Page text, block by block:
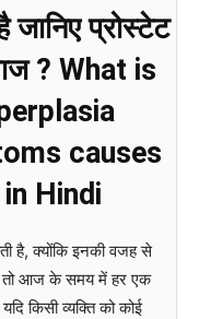
प्रोस्टेट
? What is
causes
Hindi
है, क्योंकि इनकी वजह से
तो आज के समय में हर एक
किसी व्यक्ति को कोई